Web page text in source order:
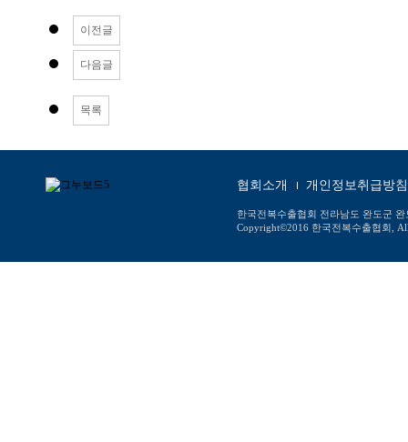
이전글
다음글
목록
협회소개 개인정보취급방침
한국전복수출협회 전라남도 완도군
Copyright©2016 한국전복수출협회,